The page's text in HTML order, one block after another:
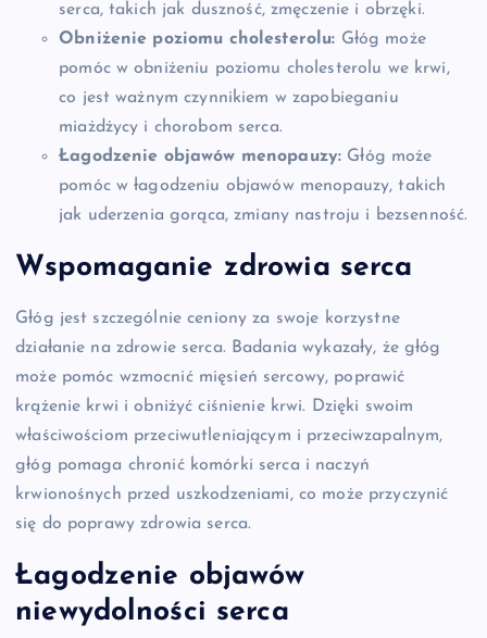
serca, takich jak duszność, zmęczenie i obrzęki.
Obniżenie poziomu cholesterolu: Głóg może
pomóc w obniżeniu poziomu cholesterolu we krwi,
co jest ważnym czynnikiem w zapobieganiu
miażdżycy i chorobom serca.
Łagodzenie objawów menopauzy: Głóg może
pomóc w łagodzeniu objawów menopauzy, takich
jak uderzenia gorąca, zmiany nastroju i bezsenność.
Wspomaganie zdrowia serca
Głóg jest szczególnie ceniony za swoje korzystne
działanie na zdrowie serca. Badania wykazały, że głóg
może pomóc wzmocnić mięsień sercowy, poprawić
krążenie krwi i obniżyć ciśnienie krwi. Dzięki swoim
właściwościom przeciwutleniającym i przeciwzapalnym,
głóg pomaga chronić komórki serca i naczyń
krwionośnych przed uszkodzeniami, co może przyczynić
się do poprawy zdrowia serca.
Łagodzenie objawów
niewydolności serca